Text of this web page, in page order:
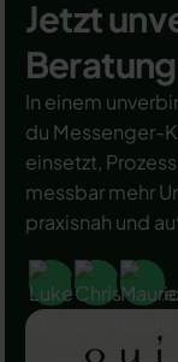
Beantragung
Beitrag zeigen
Jetzt
In einem
du Messenger-
einsetzt,
messbar mehr
praxisnah und